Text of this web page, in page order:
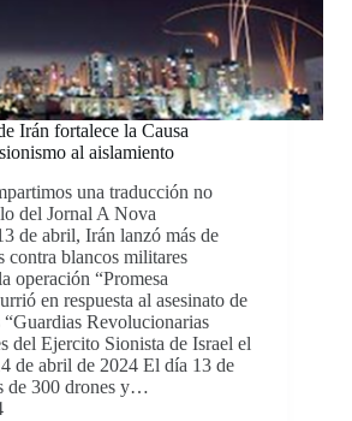
Irán fortalece la Causa
al aislamiento
una traducción no
del Jornal A Nova
de abril, Irán lanzó más de
contra blancos militares
operación “Promesa
en respuesta al asesinato de
“Guardias Revolucionarias
del Ejercito Sionista de Israel el
de abril de 2024 El día 13 de
de 300 drones y…